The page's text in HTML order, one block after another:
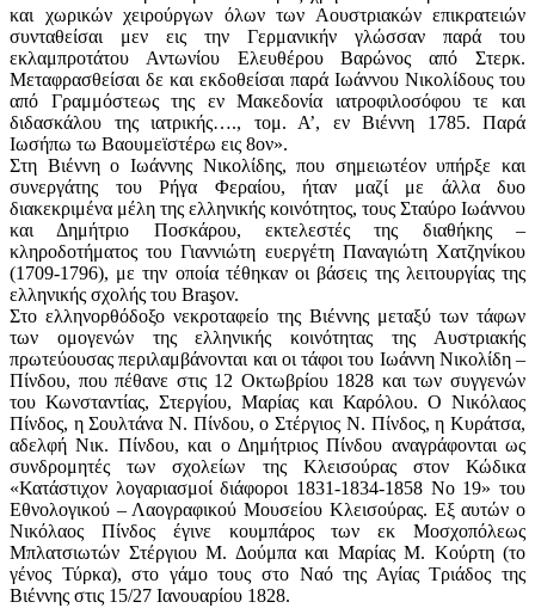
και χωρικών χειρούργων όλων των Αουστριακών επικρατειών
συνταθείσαι μεν εις την Γερμανικήν γλώσσαν παρά του
εκλαμπροτάτου Αντωνίου Ελευθέρου Βαρώνος από Στερκ.
Μεταφρασθείσαι δε και εκδοθείσαι παρά Ιωάννου Νικολίδους του
από Γραμμόστεως της εν Μακεδονία ιατροφιλοσόφου τε και
διδασκάλου της ιατρικής…., τομ. Α’, εν Βιέννη 1785. Παρά
Ιωσήπω τω Βαουμεϊστέρω εις 8ον».
Στη Βιέννη ο Ιωάννης Νικολίδης, που σημειωτέον υπήρξε και
συνεργάτης του Ρήγα Φεραίου, ήταν μαζί με άλλα δυο
διακεκριμένα μέλη της ελληνικής κοινότητος, τους Σταύρο Ιωάννου
και Δημήτριο Ποσκάρου, εκτελεστές της διαθήκης –
κληροδοτήματος του Γιαννιώτη ευεργέτη Παναγιώτη Χατζηνίκου
(1709-1796), με την οποία τέθηκαν οι βάσεις της λειτουργίας της
ελληνικής σχολής του Braşov.
Στο ελληνορθόδοξο νεκροταφείο της Βιέννης μεταξύ των τάφων
των ομογενών της ελληνικής κοινότητας της Αυστριακής
πρωτεύουσας περιλαμβάνονται και οι τάφοι του Ιωάννη Νικολίδη –
Πίνδου, που πέθανε στις 12 Οκτωβρίου 1828 και των συγγενών
του Κωνσταντίας, Στεργίου, Μαρίας και Καρόλου. Ο Νικόλαος
Πίνδος, η Σουλτάνα Ν. Πίνδου, ο Στέργιος Ν. Πίνδος, η Κυράτσα,
αδελφή Νικ. Πίνδου, και ο Δημήτριος Πίνδου αναγράφονται ως
συνδρομητές των σχολείων της Κλεισούρας στον Κώδικα
«Κατάστιχον λογαριασμοί διάφοροι 1831-1834-1858 Νο 19» του
Εθνολογικού – Λαογραφικού Μουσείου Κλεισούρας. Εξ αυτών ο
Νικόλαος Πίνδος έγινε κουμπάρος των εκ Μοσχοπόλεως
Μπλατσιωτών Στέργιου Μ. Δούμπα και Μαρίας Μ. Κούρτη (το
γένος Τύρκα), στο γάμο τους στο Ναό της Αγίας Τριάδος της
Βιέννης στις 15/27 Ιανουαρίου 1828.